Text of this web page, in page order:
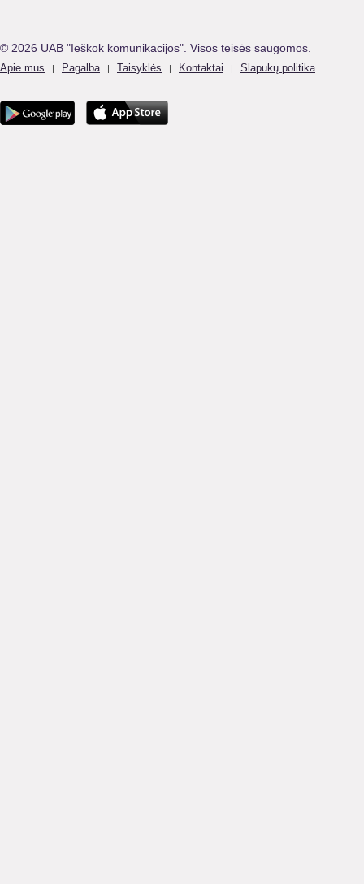
© 2026 UAB "Ieškok komunikacijos". Visos teisės saugomos.
Apie mus | Pagalba | Taisyklės | Kontaktai | Slapukų politika